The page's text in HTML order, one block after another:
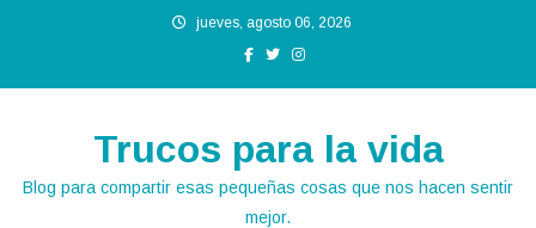
jueves, agosto 06, 2026
Trucos para la vida
Blog para compartir esas pequeñas cosas que nos hacen sentir
mejor.